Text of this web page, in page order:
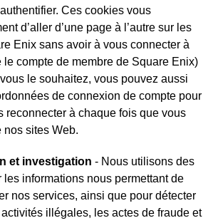
Ces cookies vous
d’aller d’une page à l’autre sur les
Enix sans avoir à vous connecter à
le compte de membre de Square Enix)
le souhaitez, vous pouvez aussi
de connexion de compte pour
reconnecter à chaque fois que vous
nos sites Web.
et investigation - Nous utilisons des
les informations nous permettant de
nos services, ainsi que pour détecter
illégales, les actes de fraude et